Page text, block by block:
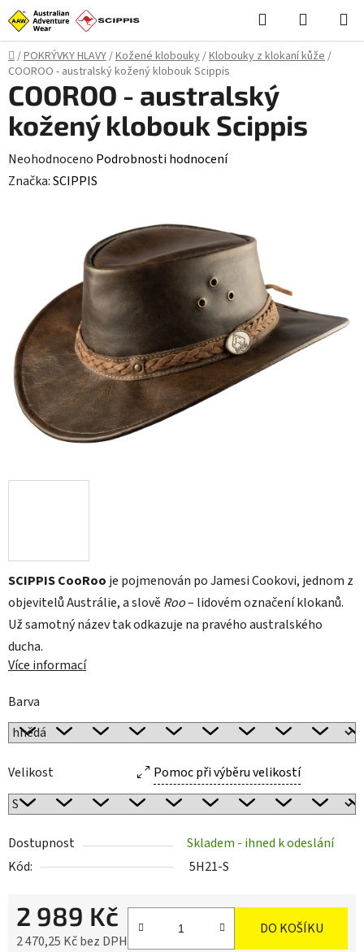
Přejít
na
obsah
Hledat
KOŠÍK
Domů
/POKRÝVKY HLAVY/Kožené klobouky/Klobouky z klokaní kůže/
COOROO - australský kožený klobouk Scippis
SCIPPIS CooRoo je pojmenován po Jamesi Cookovi, jednom z
objevitelů Austrálie, a slově Roo– lidovém označení klokanů.
Už samotný název tak odkazuje na pravého australského
ducha.
Více informací
Barva
Velikost Pomoc při výběru velikostí
Dostupnost
Skladem - ihned k odeslání
Kód:
5H21-S
2 989 Kč
2 470,25 Kč bez DPH
DO KOŠÍKU
COOROO - australský
kožený klobouk Scippis
Průměrné
hodnocení
hvězdiček.
Neohodnoceno Podrobnosti hodnocení
Značka:SCIPPIS